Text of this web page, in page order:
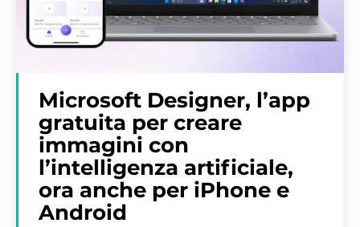
Microsoft Designer, l’app
gratuita per creare
immagini con
l’intelligenza artificiale,
ora anche per iPhone e
Android